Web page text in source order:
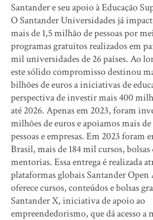
Santander e seu apoio à Educação
O Santander Universidades já
mais de 1,5 milhão de pessoas por
programas gratuitos realizados em
mil universidades de 26 países. Ao
este sólido compromisso destinou
bilhões de euros a iniciativas de
perspectiva de investir mais 400
até 2026. Apenas em 2023, foram
milhões de euros e apoiamos mais
pessoas e empresas. Em 2023 foram
Brasil, mais de 184 mil cursos, bolsas
mentorias. Essa entrega é realizada
plataformas globais Santander Open
oferece cursos, conteúdos e bolsas
Santander X, iniciativa de apoio ao
empreendedorismo, que dá acesso a